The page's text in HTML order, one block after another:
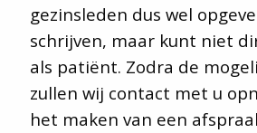
gezinsleden dus wel
schrijven, maar kunt niet
als patiënt. Zodra de
zullen wij contact met u
het maken van een